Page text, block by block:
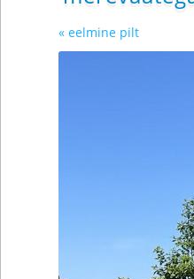
« eelmine pilt